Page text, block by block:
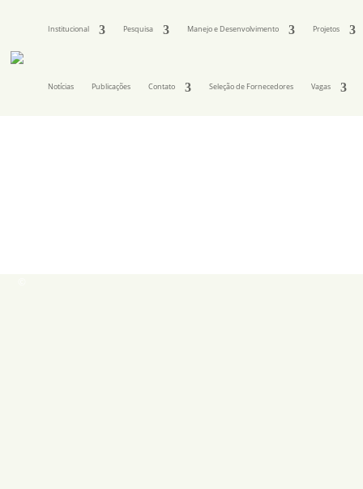
Institucional Pesquisa Manejo e Desenvolvimento Projetos
Notícias Publicações Contato Seleção de Fornecedores Vagas